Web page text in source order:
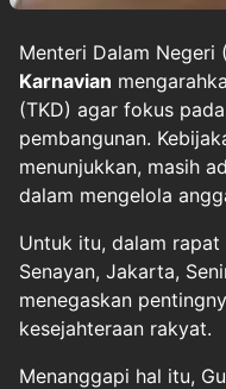
Menteri Dalam Negeri
Karnavian
(TKD) agar fokus
pembangunan.
menunjukkan, masih
dalam mengelola
Untuk itu, dalam rapat
Senayan, Jakarta,
menegaskan
kesejahteraan rakyat.
Menanggapi hal itu,